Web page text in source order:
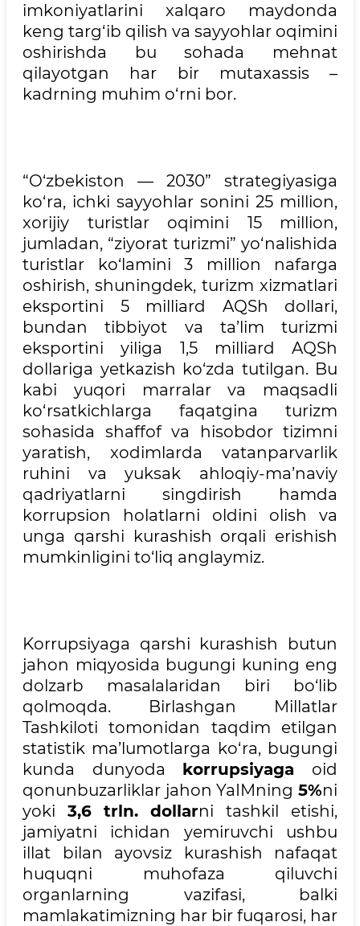
imkoniyatlarini xalqaro maydonda
keng targ‘ib qilish va sayyohlar oqimini
oshirishda bu sohada mehnat
qilayotgan har bir mutaxassis –
kadrning muhim o‘rni bor.
“O‘zbekiston — 2030” strategiyasiga
ko‘ra, ichki sayyohlar sonini 25 million,
xorijiy turistlar oqimini 15 million,
jumladan, “ziyorat turizmi” yo‘nalishida
turistlar ko‘lamini 3 million nafarga
oshirish, shuningdek, turizm xizmatlari
eksportini 5 milliard AQSh dollari,
bundan tibbiyot va ta’lim turizmi
eksportini yiliga 1,5 milliard AQSh
dollariga yetkazish ko‘zda tutilgan. Bu
kabi yuqori marralar va maqsadli
ko‘rsatkichlarga faqatgina turizm
sohasida shaffof va hisobdor tizimni
yaratish, xodimlarda vatanparvarlik
ruhini va yuksak ahloqiy-ma’naviy
qadriyatlarni singdirish hamda
korrupsion holatlarni oldini olish va
unga qarshi kurashish orqali erishish
mumkinligini to‘liq anglaymiz.
Korrupsiyaga qarshi kurashish butun
jahon miqyosida bugungi kuning eng
dolzarb masalalaridan biri bo‘lib
qolmoqda. Birlashgan Millatlar
Tashkiloti tomonidan taqdim etilgan
statistik ma’lumotlarga ko‘ra, bugungi
kunda dunyoda korrupsiyaga oid
qonunbuzarliklar jahon YaIMning 5%ni
yoki 3,6 trln. dollarni tashkil etishi,
jamiyatni ichidan yemiruvchi ushbu
illat bilan ayovsiz kurashish nafaqat
huquqni muhofaza qiluvchi
organlarning vazifasi, balki
mamlakatimizning har bir fuqarosi, har